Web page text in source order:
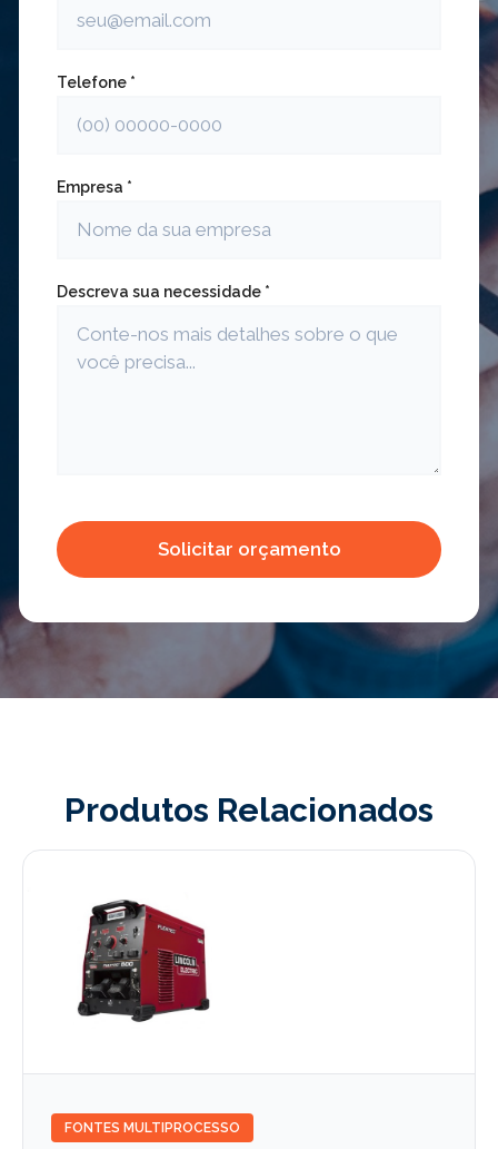
Telefone *
Empresa *
Descreva sua necessidade *
Produtos Relacionados
FONTES MULTIPROCESSO